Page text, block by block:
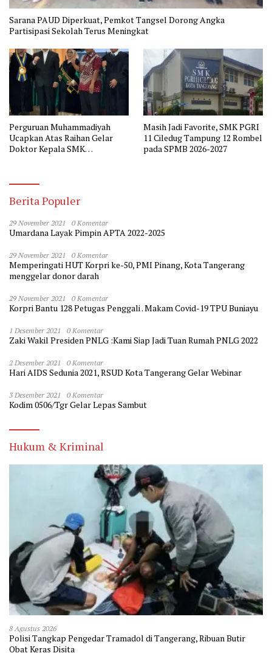
Sarana PAUD Diperkuat, Pemkot Tangsel Dorong Angka
Partisipasi Sekolah Terus Meningkat
Perguruan Muhammadiyah
Ucapkan Atas Raihan Gelar
Doktor Kepala SMK
Masih Jadi Favorite, SMK PGRI
11 Ciledug Tampung 12 Rombel
pada SPMB 2026-2027
Berita Populer
29 November 2021 0 Komentar
Umardana Layak Pimpin APTA 2022-2025
29 November 2021 0 Komentar
Memperingati HUT Korpri ke-50, PMI Pinang, Kota Tangerang
menggelar donor darah
29 November 2021 0 Komentar
Korpri Bantu 128 Petugas Penggali . Makam Covid-19 TPU Buniayu
1 Desember 2021 0 Komentar
Zaki Wakil Presiden PNLG :Kami Siap Jadi Tuan Rumah PNLG 2022
2 Desember 2021 0 Komentar
Hari AIDS Sedunia 2021, RSUD Kota Tangerang Gelar Webinar
3 Desember 2021 0 Komentar
Kodim 0506/Tgr Gelar Lepas Sambut
Hukum & Kriminal
8 Agustus 2026
Polisi Tangkap Pengedar Tramadol di Tangerang, Ribuan Butir
Obat Keras Disita